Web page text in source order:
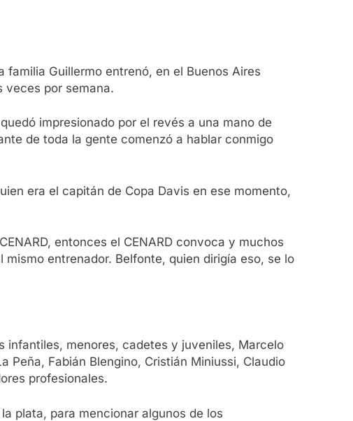
Guillermo entrenó, en el Buenos Aires
veces por semana.
impresionado por el revés a una mano de
de toda la gente comenzó a hablar conmigo
era el capitán de Copa Davis en ese momento,
entonces el CENARD convoca y muchos
entrenador. Belfonte, quien dirigía eso, se lo
infantiles, menores, cadetes y juveniles, Marcelo
Peña, Fabián Blengino, Cristián Miniussi, Claudio
profesionales.
plata, para mencionar algunos de los